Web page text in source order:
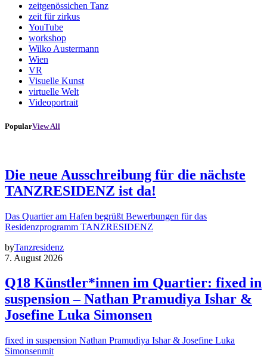
zeitgenössichen Tanz
zeit für zirkus
YouTube
workshop
Wilko Austermann
Wien
VR
Visuelle Kunst
virtuelle Welt
Videoportrait
PopularView All
Die neue Ausschreibung für die nächste
TANZRESIDENZ ist da!
Das Quartier am Hafen begrüßt Bewerbungen für das
Residenzprogramm TANZRESIDENZ
byTanzresidenz
7. August 2026
Q18 Künstler*innen im Quartier: fixed in
suspension – Nathan Pramudiya Ishar &
Josefine Luka Simonsen
fixed in suspension Nathan Pramudiya Ishar & Josefine Luka
Simonsenmit